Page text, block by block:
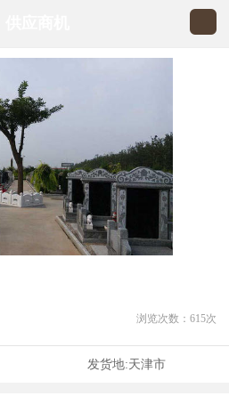
浏览次数： 615次
发货地:天津市